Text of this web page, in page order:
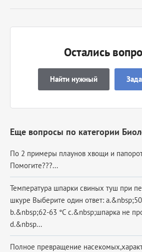
Остались
Найти нужный
Еще вопросы по категории
По 2 примеры плаунов хвощи и
Помогите???...
Температура шпарки свиных туш при
шкуре Выберите один ответ:
b.&nbsp;62-63 °С c.&nbsp;шпарка не
d.&nbsp...
Полное превращение